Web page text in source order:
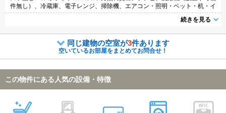
件無し）、冷蔵庫、電子レンジ、掃除機、エアコン・照明・ベット・机・イ
ス・カーテンなどの家具・家電付き。家具家電撤去相談（実費負担）
続きを見る
同じ建物の空室が3件あります
空いているお部屋をまとめてお問合せ！
この物件にある人気の設備・特徴